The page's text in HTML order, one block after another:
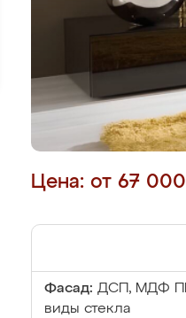
Цена: от 67
Фасад: ДСП, МДФ
виды стекла